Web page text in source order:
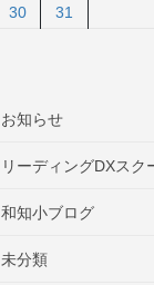
30
31
お知らせ
リーディングDXスク
和知小ブログ
未分類